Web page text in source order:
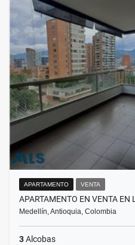
APARTAMENTO VENTA
APARTAMENTO EN VENTA EN
Medellín, Antioquia, Colombia
3Alcobas